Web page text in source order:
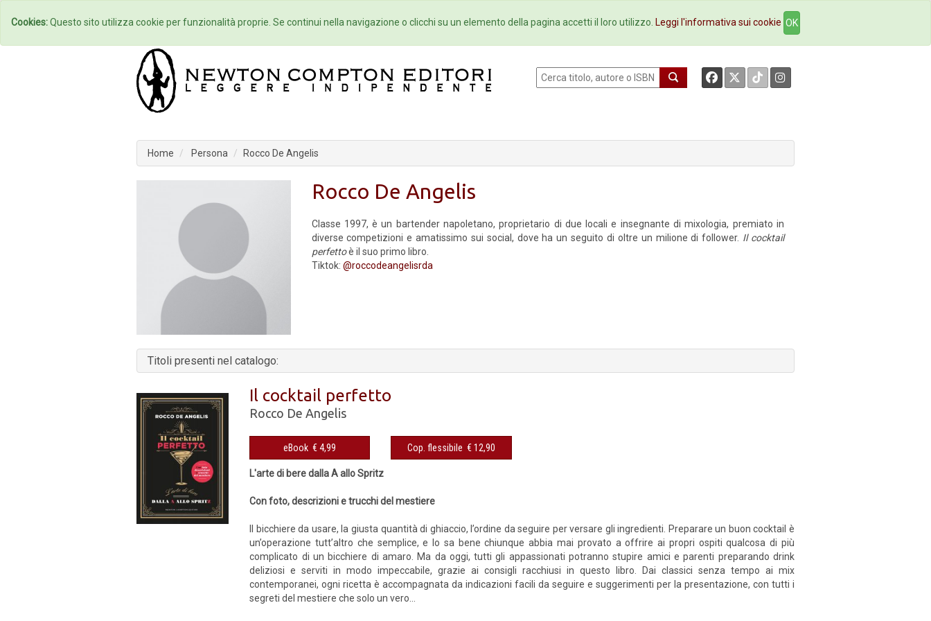
Home Autori Eventi Collane Newsletter Ebookstore Contatti
Home Persona Rocco De Angelis
Rocco De Angelis
Classe 1997, è un bartender napoletano, proprietario di due locali e insegnante di mixologia, premiato in
diverse competizioni e amatissimo sui social, dove ha un seguito di oltre un milione di follower. Il cocktail
perfettoè il suo primo libro.
Tiktok: @roccodeangelisrda
Titoli presenti nel catalogo:
Il cocktail perfetto
Rocco De Angelis
eBook € 4,99 Cop. flessibile € 12,90
L'arte di bere dalla A allo Spritz
Con foto, descrizioni e trucchi del mestiere
Il bicchiere da usare, la giusta quantità di ghiaccio, l’ordine da seguire per versare gli ingredienti. Preparare un buon cocktail è
un’operazione tutt’altro che semplice, e lo sa bene chiunque abbia mai provato a offrire ai propri ospiti qualcosa di più
complicato di un bicchiere di amaro. Ma da oggi, tutti gli appassionati potranno stupire amici e parenti preparando drink
deliziosi e serviti in modo impeccabile, grazie ai consigli racchiusi in questo libro. Dai classici senza tempo ai mix
contemporanei, ogni ricetta è accompagnata da indicazioni facili da seguire e suggerimenti per la presentazione, con tutti i
segreti del mestiere che solo un vero...
Cookies:Questo sito utilizza cookie per funzionalità proprie. Se continui nella navigazione o clicchi su un elemento della pagina accetti il loro utilizzo. Leggi l'informativa sui cookie OK